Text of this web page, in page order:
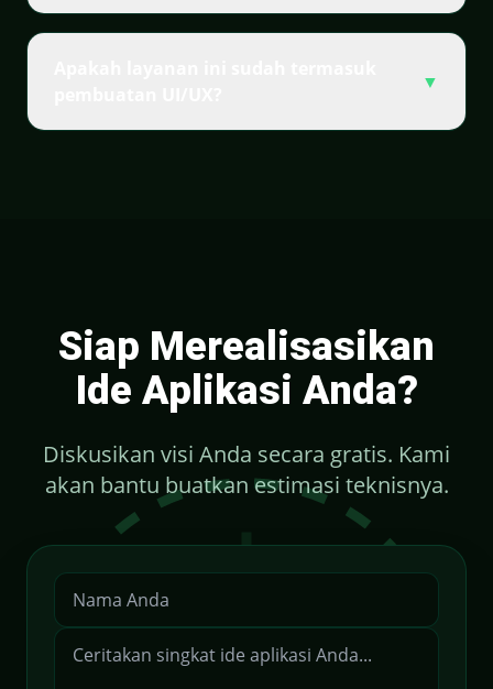
▼
Siap Merealisasikan
Ide Aplikasi Anda?
Diskusikan visi Anda secara gratis. Kami
akan bantu buatkan estimasi teknisnya.